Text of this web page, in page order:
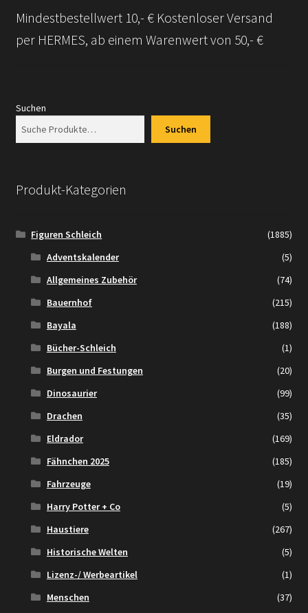
Mindestbestellwert 10,- € Kostenloser Versand
per HERMES, ab einem Warenwert von 50,- €
Suchen
Suchen
Produkt-Kategorien
Figuren Schleich
(1885)
Adventskalender
(5)
Allgemeines Zubehör
(74)
Bauernhof
(215)
Bayala
(188)
Bücher-Schleich
(1)
Burgen und Festungen
(20)
Dinosaurier
(99)
Drachen
(35)
Eldrador
(169)
Fähnchen 2025
(185)
Fahrzeuge
(19)
Harry Potter + Co
(5)
Haustiere
(267)
Historische Welten
(5)
Lizenz-/ Werbeartikel
(1)
Menschen
(37)